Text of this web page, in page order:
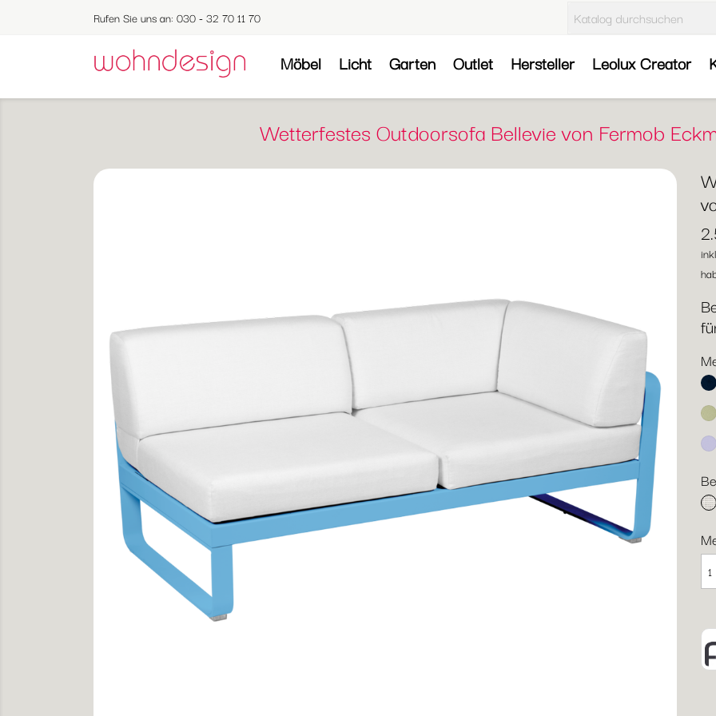
Rufen Sie uns an: 030 - 32 70 11 70
Möbel Licht Garten Outlet Hersteller Leolux Creator
Wetterfestes Outdoorsofa Bellevie von Fermob